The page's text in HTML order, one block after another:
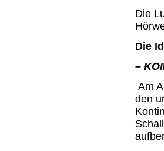
Die
Die
–
Am
den